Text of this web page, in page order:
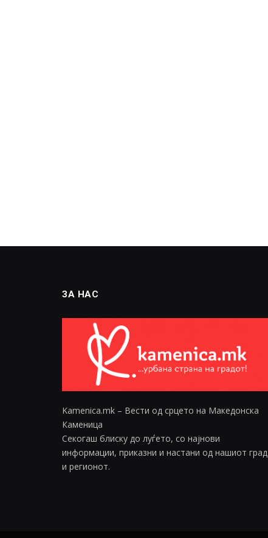
ЗА НАС
Kamenica.mk – Вести од срцето на Македонска
Каменица
Секогаш блиску до луѓето, со најнови
информации, приказни и настани од нашиот град
и регионот.